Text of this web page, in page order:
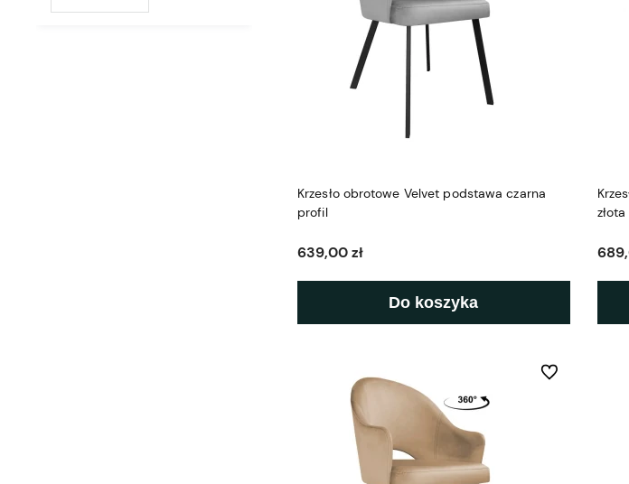
Krzesło obrotowe Velvet podstawa czarna
profil
639,00 zł
Do koszyka
złota
Do ulubionych